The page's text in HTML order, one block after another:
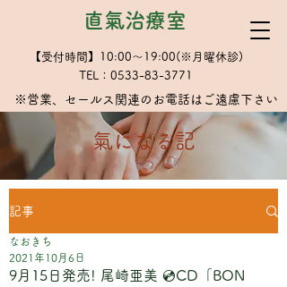
直氣治療室
【受付時間】10:00～19:00(※月曜休診)
TEL：0533-83-3771
※​営業、セールス関連のお電話はご遠慮下さい
​氣になる記
記事
9月15日発売! 尾崎亜美 💿CD「BON
なおきち
2021年10月6日